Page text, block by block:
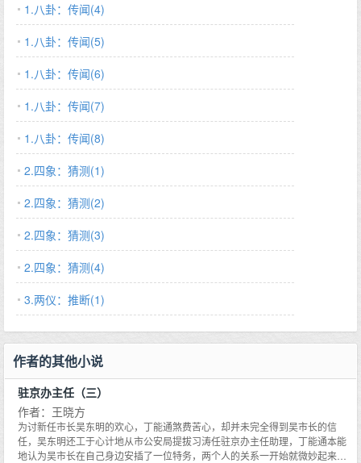
1.八卦：传闻(4)
1.八卦：传闻(5)
1.八卦：传闻(6)
1.八卦：传闻(7)
1.八卦：传闻(8)
2.四象：猜测(1)
2.四象：猜测(2)
2.四象：猜测(3)
2.四象：猜测(4)
3.两仪：推断(1)
作者的其他小说
驻京办主任（三）
作者：王晓方
为讨新任市长吴东明的欢心，丁能通煞费苦心，却并未完全得到吴市长的信
任，吴东明还工于心计地从市公安局提拔习涛任驻京办主任助理，丁能通本能
地认为吴市长在自己身边安插了一位特务，两个人的关系一开始就微妙起来。